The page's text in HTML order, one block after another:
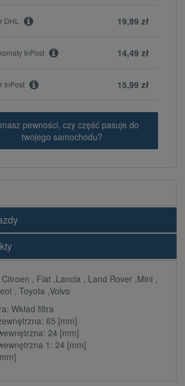
19,99 zł
DHL
14,49 zł
InPost
15,99 zł
InPost
pewności, czy część pasuje do
twojego samochodu?
, Fiat ,Lancia , Land Rover ,Mini ,
, Toyota ,Volvo
Wkład filtra
65 [mm]
24 [mm]
1: 24 [mm]